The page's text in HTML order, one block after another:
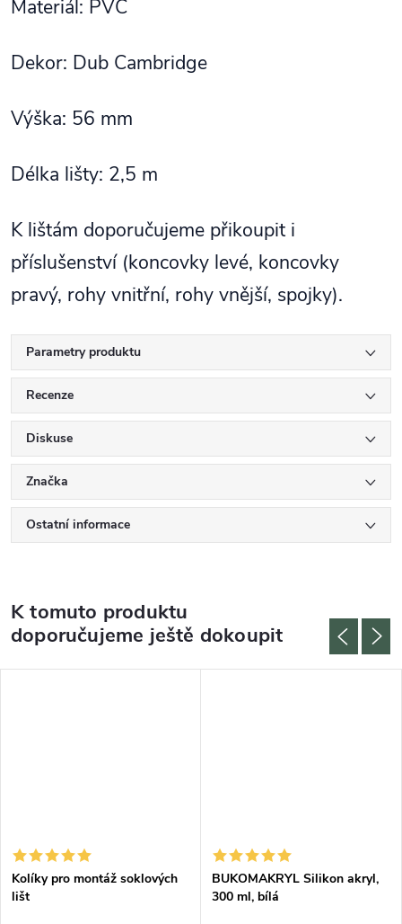
Materiál: PVC
Dekor: Dub Cambridge
Výška: 56 mm
Délka lišty: 2,5 m
K lištám doporučujeme přikoupit i
příslušenství (koncovky levé, koncovky
pravý, rohy vnitřní, rohy vnější, spojky).
Parametry produktu
Recenze
Diskuse
Značka
Ostatní informace
K tomuto produktu
doporučujeme ještě dokoupit
Kolíky pro montáž soklových
lišt
BUKOMAKRYL Silikon akryl,
300 ml, bílá